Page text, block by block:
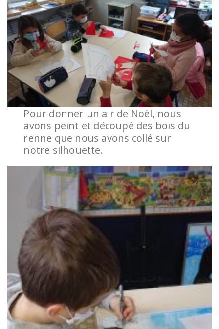
Pour donner un air de Noël, nous
avons peint et découpé des bois du
renne que nous avons collé sur
notre silhouette.